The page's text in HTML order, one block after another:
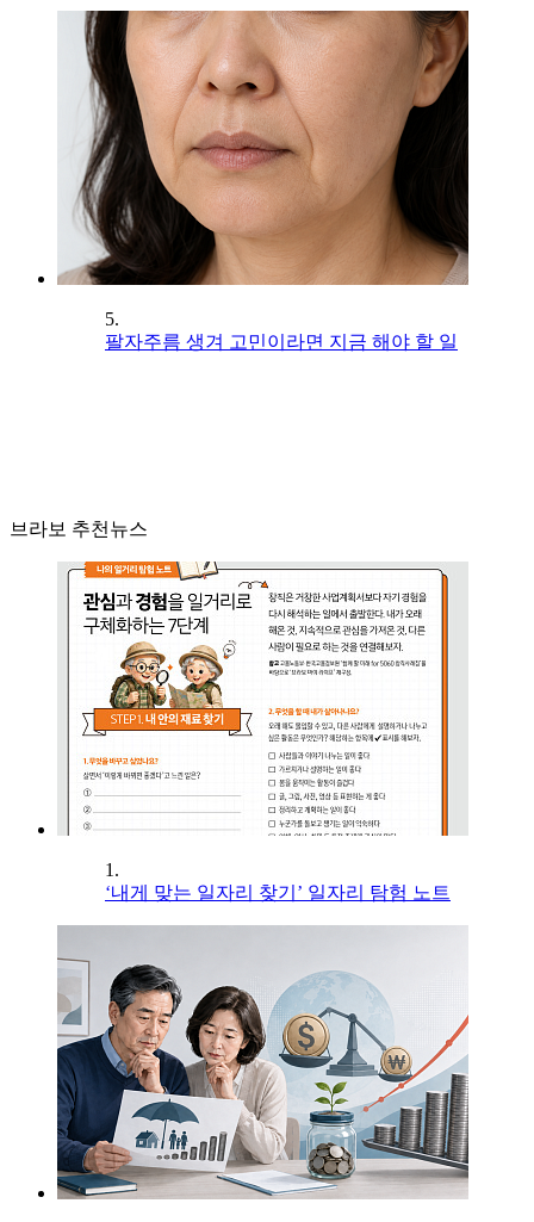
5.
팔자주름 생겨 고민이라면 지금 해야 할 일
브라보 추천뉴스
1.
‘내게 맞는 일자리 찾기’ 일자리 탐험 노트